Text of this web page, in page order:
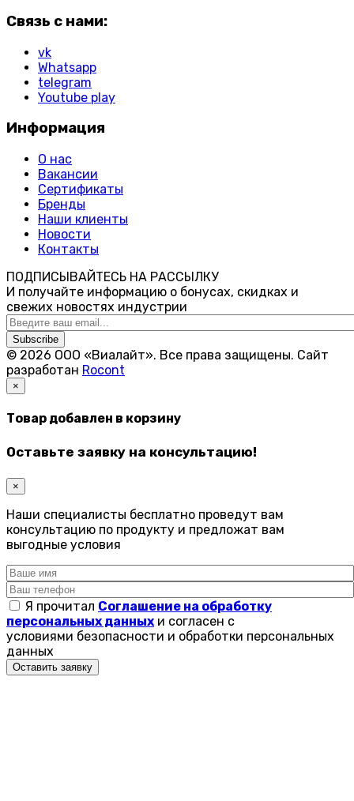
Связь с нами:
vk
Whatsapp
telegram
Youtube play
Информация
О нас
Вакансии
Сертификаты
Бренды
Наши клиенты
Новости
Контакты
ПОДПИСЫВАЙТЕСЬ НА РАССЫЛКУ
И получайте информацию о бонусах, скидках и
свежих новостях индустрии
Subscribe
© 2026 ООО «Виалайт». Все права защищены. Cайт
разработан Rocont
×
Товар добавлен в корзину
Оставьте заявку на консультацию!
×
Наши специалисты бесплатно проведут вам
консультацию по продукту и предложат вам
выгодные условия
Я прочитал Соглашение на обработку
персональных данных и согласен с
условиями безопасности и обработки персональных
данных
Оставить заявку